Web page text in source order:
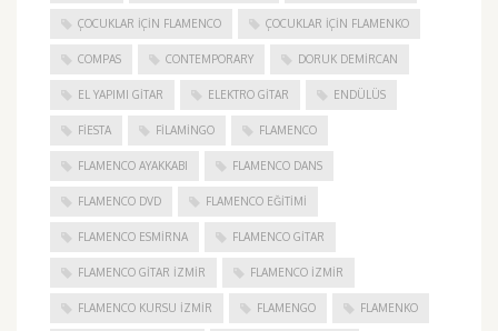
ÇOCUKLAR IÇIN FLAMENCO ÇOCUKLAR IÇIN FLAMENKO
COMPAS CONTEMPORARY DORUK DEMIRCAN
EL YAPIMI GITAR ELEKTRO GITAR ENDÜLÜS
FIESTA FILAMINGO FLAMENCO
FLAMENCO AYAKKABI FLAMENCO DANS
FLAMENCO DVD FLAMENCO EĞITIMI
FLAMENCO ESMIRNA FLAMENCO GITAR
FLAMENCO GITAR İZMIR FLAMENCO IZMIR
FLAMENCO KURSU İZMIR FLAMENGO FLAMENKO